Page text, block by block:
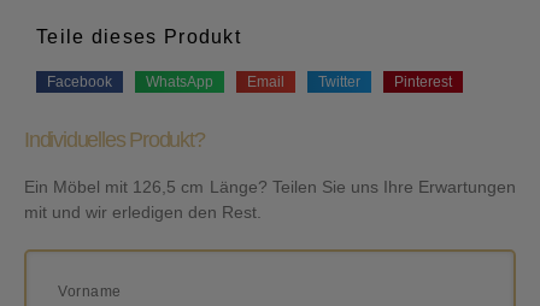
Teile dieses Produkt
Facebook WhatsApp Email Twitter Pinterest
Individuelles Produkt?
Ein Möbel mit 126,5 cm Länge? Teilen Sie uns Ihre Erwartungen
mit und wir erledigen den Rest.